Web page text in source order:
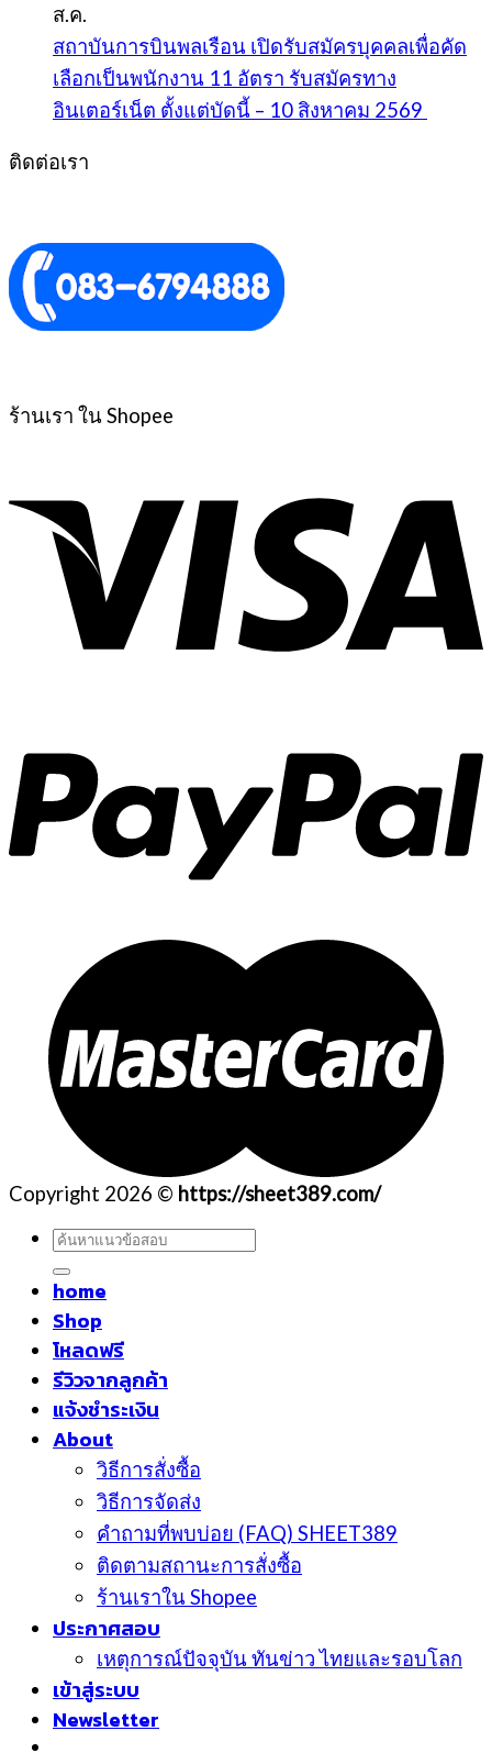
ส.ค.
สถาบันการบินพลเรือน เปิดรับสมัครบุคคลเพื่อคัด
เลือกเป็นพนักงาน 11 อัตรา รับสมัครทาง
อินเตอร์เน็ต ตั้งแต่บัดนี้ – 10 สิงหาคม 2569
ติดต่อเรา
ร้านเรา ใน Shopee
Copyright 2026 © https://sheet389.com/
ค้นหา:
home
Shop
โหลดฟรี
รีวิวจากลูกค้า
แจ้งชำระเงิน
About
วิธีการสั่งซื้อ
วิธีการจัดส่ง
คำถามที่พบบ่อย (FAQ) SHEET389
ติดตามสถานะการสั่งซื้อ
ร้านเราใน Shopee
ประกาศสอบ
เหตุการณ์ปัจจุบัน ทันข่าว ไทยและรอบโลก
เข้าสู่ระบบ
Newsletter